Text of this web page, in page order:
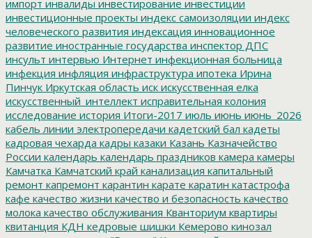
импорт инвалиды инвестирование инвестиции
инвестиционные проекты индекс самоизоляции индекс
человеческого развития индексация инновационное
развитие иностранные государства инспектор ДПС
инсульт интервью Интернет инфекционная больница
инфекция инфляция инфраструктура ипотека Ирина
Пинчук Иркутская область иск искусственная елка
искусственный_интеллект исправительная колония
исследование история Итоги-2017 июль июнь июнь_2026
кабель линии электропередачи кадетский бал кадеты
кадровая чехарда кадры казаки Казань Казначейство
России календарь календарь праздников камера камеры
Камчатка Камчатский край канализация капитальный
ремонт капремонт карантин карате каратин катастрофа
кафе качество жизни качество и безопасность качество
молока качество обслуживания Кванториум квартиры
квитанция КДН кедровые шишки Кемерово кинозал